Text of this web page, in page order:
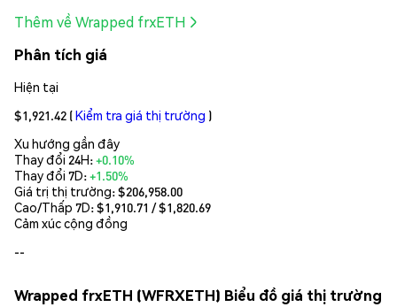
Thêm về Wrapped frxETH
Phân tích giá
Hiện tại
$1,921.42 (Kiểm tra giá thị trường )
Xu hướng gần đây
Thay đổi 24H:+0.10%
Thay đổi 7D:+1.50%
Giá trị thị trường:$206,958.00
Cao/Thấp 7D: $1,910.71 / $1,820.69
Cảm xúc cộng đồng
--
Wrapped frxETH (WFRXETH) Biểu đồ giá thị trường